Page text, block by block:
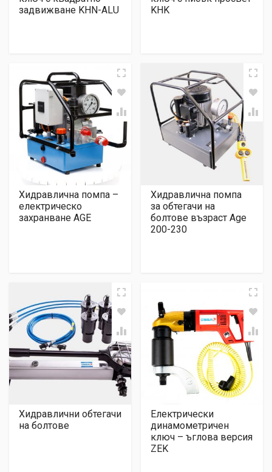
задвижване KHN-ALU
KHK
Хидравлична помпа –
електрическо
захранване AGE
Хидравлична помпа
за обтегачи на
болтове възраст Age
200-230
Хидравлични обтегачи
на болтове
Електрически
динамометричен
ключ – ъглова версия
ZEK